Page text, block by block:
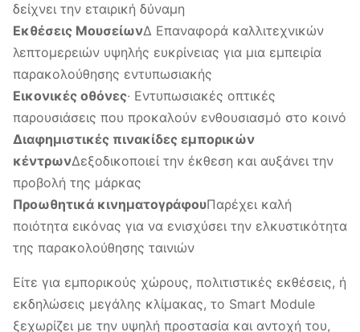
δείχνει την εταιρική δύναμη
Εκθέσεις Μουσείων∆ Επαναφορά καλλιτεχνικών
λεπτομερειών υψηλής ευκρίνειας για μια εμπειρία
παρακολούθησης εντυπωσιακής
Εικονικές οθόνες∙ Εντυπωσιακές οπτικές
παρουσιάσεις που προκαλούν ενθουσιασμό στο κοινό
Διαφημιστικές πινακίδες εμπορικών
κέντρων∆εξοδικοποιεί την έκθεση και αυξάνει την
προβολή της μάρκας
Προωθητικά κινηματογράφουΠαρέχει καλή
ποιότητα εικόνας για να ενισχύσει την ελκυστικότητα
της παρακολούθησης ταινιών
Είτε για εμπορικούς χώρους, πολιτιστικές εκθέσεις, ή
εκδηλώσεις μεγάλης κλίμακας, το Smart Module
ξεχωρίζει με την υψηλή προστασία και αντοχή του,